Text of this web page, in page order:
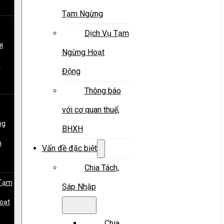
Tạm Ngừng
Dịch Vụ Tạm
Ngừng Hoạt
Động
Thông báo
với cơ quan thuế,
BHXH
Vấn đề đặc biệt
Chia Tách,
Sáp Nhập